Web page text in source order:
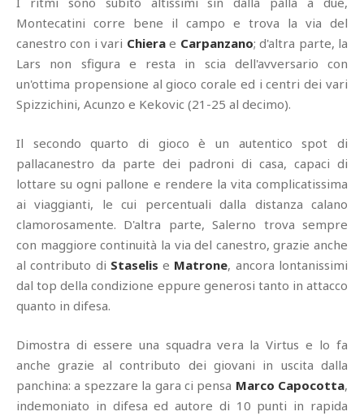
Montecatini corre bene il campo e trova la via del
canestro con i vari Chierae Carpanzano; d'altra parte, la
Lars non sfigura e resta in scia dell'avversario con
un'ottima propensione al gioco corale ed i centri dei vari
Spizzichini, Acunzo e Kekovic (21-25 al decimo).
Il secondo quarto di gioco è un autentico spot di
pallacanestro da parte dei padroni di casa, capaci di
lottare su ogni pallone e rendere la vita complicatissima
ai viaggianti, le cui percentuali dalla distanza calano
clamorosamente. D'altra parte, Salerno trova sempre
con maggiore continuità la via del canestro, grazie anche
al contributo di Staselis e Matrone, ancora lontanissimi
dal top della condizione eppure generosi tanto in attacco
quanto in difesa.
Dimostra di essere una squadra vera la Virtus e lo fa
anche grazie al contributo dei giovani in uscita dalla
panchina: a spezzare la gara ci pensa Marco Capocotta,
indemoniato in difesa ed autore di 10 punti in rapida